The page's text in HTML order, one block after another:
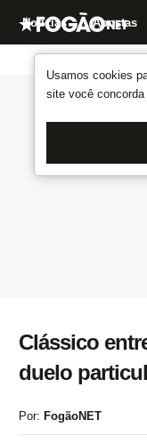
Usamos cookies
site você
Notícias Apostas
Clássico
duelo
Por: FogãoNET